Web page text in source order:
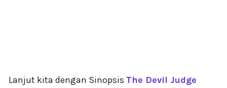
Lanjut kita dengan Sinopsis The Devil Judge